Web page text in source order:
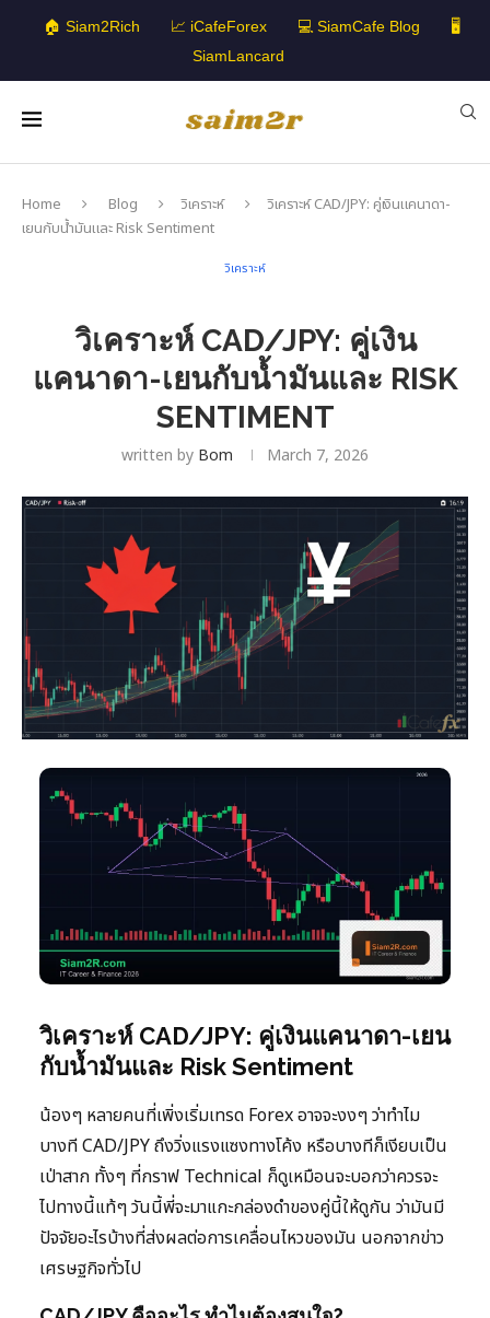
🏠 Siam2Rich 📈 iCafeForex 💻 SiamCafe Blog
🖥️
SiamLancard
Home Blog วิเคราะห์
วิเคราะห์ CAD/JPY: คู่เงินแคนาดา-
เยนกับน้ำมันและ Risk Sentiment
วิเคราะห์
วิเคราะห์ CAD/JPY: คู่เงิน
แคนาดา-เยนกับน้ำมันและ RISK
SENTIMENT
written by Bom March 7, 2026
วิเคราะห์ CAD/JPY: คู่เงินแคนาดา-เยน
กับน้ำมันและ Risk Sentiment
น้องๆ หลายคนที่เพิ่งเริ่มเทรด Forex อาจจะงงๆ ว่าทำไม
บางที CAD/JPY ถึงวิ่งแรงแซงทางโค้ง หรือบางทีก็เงียบเป็น
เป่าสาก ทั้งๆ ที่กราฟ Technical ก็ดูเหมือนจะบอกว่าควรจะ
ไปทางนี้แท้ๆ วันนี้พี่จะมาแกะกล่องดำของคู่นี้ให้ดูกัน ว่ามันมี
ปัจจัยอะไรบ้างที่ส่งผลต่อการเคลื่อนไหวของมัน นอกจากข่าว
เศรษฐกิจทั่วไป